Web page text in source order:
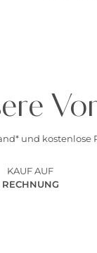
und kostenlose
KAUF AUF
RECHNUNG